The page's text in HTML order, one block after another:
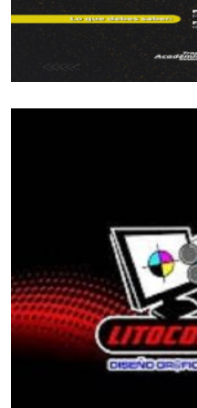
sea zanjada y ojalá el
Santa, se presente en
Departamental, que
días 18 y 19 de octubre
¿Cuál es la ‘bronca’
deportistas, que
para que les publique